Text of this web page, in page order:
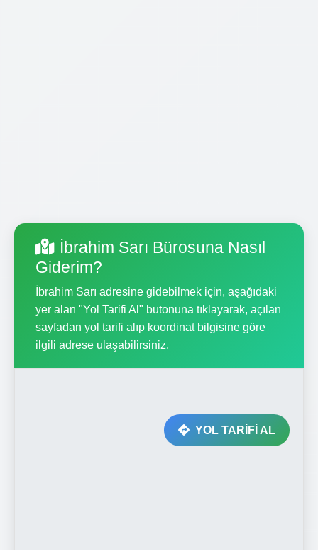
İbrahim Sarı Bürosuna Nasıl
Giderim?
İbrahim Sarı adresine gidebilmek için, aşağıdaki
yer alan "Yol Tarifi Al" butonuna tıklayarak, açılan
sayfadan yol tarifi alıp koordinat bilgisine göre
ilgili adrese ulaşabilirsiniz.
YOL TARİFİ AL